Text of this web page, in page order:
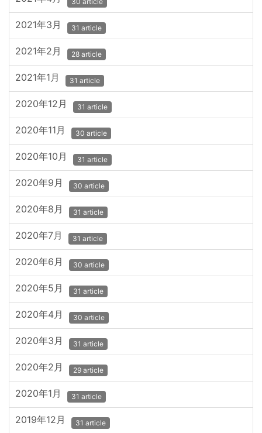
2021年3月 31 article
2021年2月 28 article
2021年1月 31 article
2020年12月 31 article
2020年11月 30 article
2020年10月 31 article
2020年9月 30 article
2020年8月 31 article
2020年7月 31 article
2020年6月 30 article
2020年5月 31 article
2020年4月 30 article
2020年3月 31 article
2020年2月 29 article
2020年1月 31 article
2019年12月 31 article